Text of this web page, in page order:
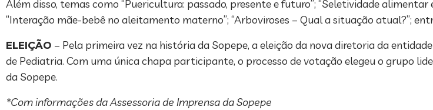
Além disso, temas como “Puericultura: passado, presente e futuro”; “Seletividade alimentar
“Interação mãe-bebê no aleitamento materno”; “Arboviroses – Qual a situação atual?”;
ELEIÇÃO – Pela primeira vez na história da Sopepe, a eleição da nova diretoria da
de Pediatria. Com uma única chapa participante, o processo de votação elegeu o grupo
da Sopepe.
*Com informações da Assessoria de Imprensa da Sopepe